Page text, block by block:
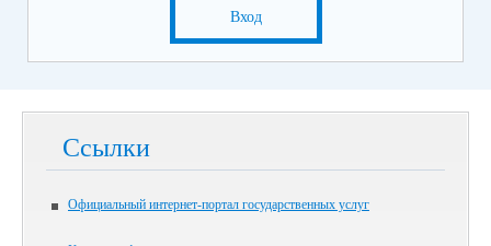
Вход
Ссылки
Официальный интернет-портал государственных услуг